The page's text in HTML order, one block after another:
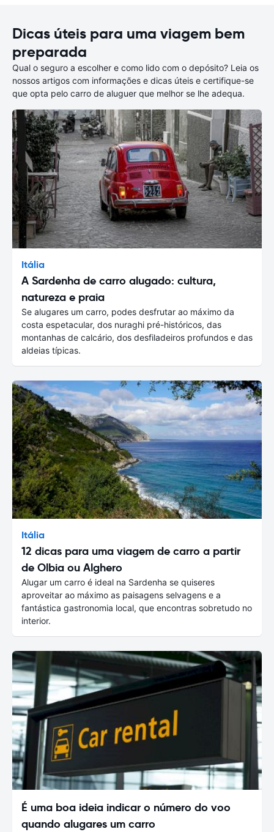
Dicas úteis para uma viagem bem
preparada
Qual o seguro a escolher e como lido com o depósito? Leia os
nossos artigos com informações e dicas úteis e certifique-se
que opta pelo carro de aluguer que melhor se lhe adequa.
Itália
A Sardenha de carro alugado: cultura,
natureza e praia
Se alugares um carro, podes desfrutar ao máximo da
costa espetacular, dos nuraghi pré-históricos, das
montanhas de calcário, dos desfiladeiros profundos e das
aldeias típicas.
Itália
12 dicas para uma viagem de carro a partir
de Olbia ou Alghero
Alugar um carro é ideal na Sardenha se quiseres
aproveitar ao máximo as paisagens selvagens e a
fantástica gastronomia local, que encontras sobretudo no
interior.
É uma boa ideia indicar o número do voo
quando alugares um carro